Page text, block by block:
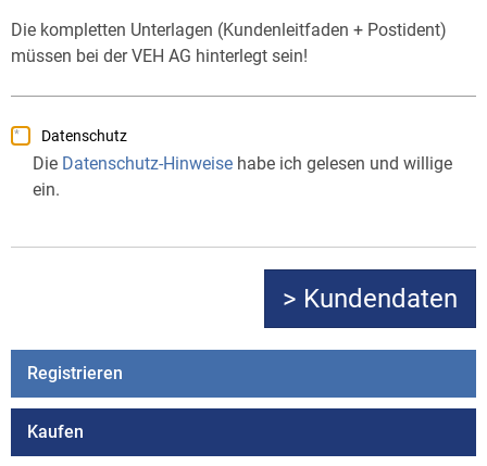
Die kompletten Unterlagen (Kundenleitfaden + Postident)
müssen bei der VEH AG hinterlegt sein!
Datenschutz
Die Datenschutz-Hinweise habe ich gelesen und willige
ein.
Registrieren
Kaufen